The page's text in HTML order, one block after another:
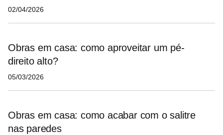
02/04/2026
Obras em casa: como aproveitar um pé-
direito alto?
05/03/2026
Obras em casa: como acabar com o salitre
nas paredes